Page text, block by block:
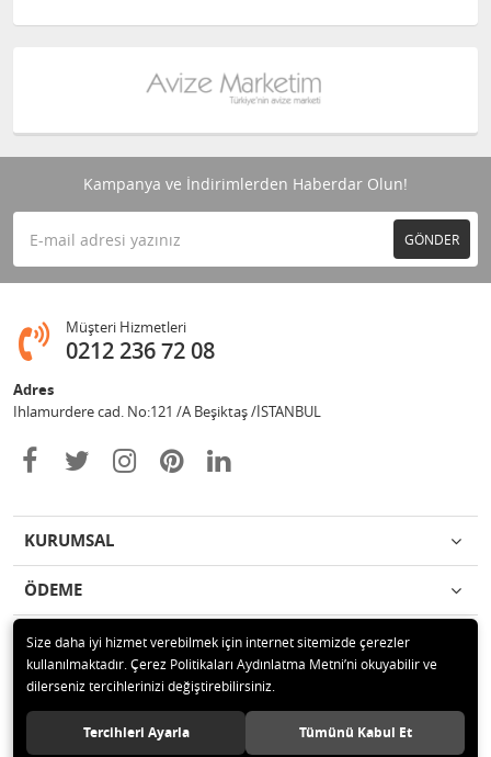
Kampanya ve İndirimlerden Haberdar Olun!
GÖNDER
Müşteri Hizmetleri
0212 236 72 08
Adres
Ihlamurdere cad. No:121 /A Beşiktaş /İSTANBUL
KURUMSAL
ÖDEME
İLETİŞİM
© 2020 Avize Marketim Tüm hakları saklıdır.
Size daha iyi hizmet verebilmek için internet sitemizde çerezler
kullanılmaktadır. Çerez Politikaları Aydınlatma Metni’ni okuyabilir ve
dilerseniz tercihlerinizi değiştirebilirsiniz.
Tercihleri Ayarla Tümünü Kabul Et